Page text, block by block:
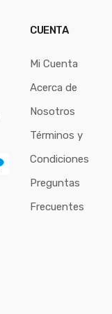
CUENTA
Mi Cuenta
Acerca de
Nosotros
Términos y
Condiciones
Preguntas
Frecuentes